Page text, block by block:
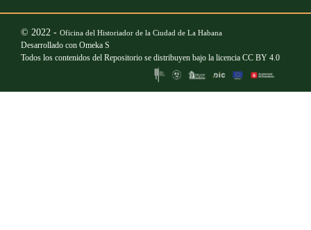
© 2022 - Oficina del Historiador de la Ciudad de La Habana
Desarrollado con Omeka S
Todos los contenidos del Repositorio se distribuyen bajo la licencia CC BY 4.0